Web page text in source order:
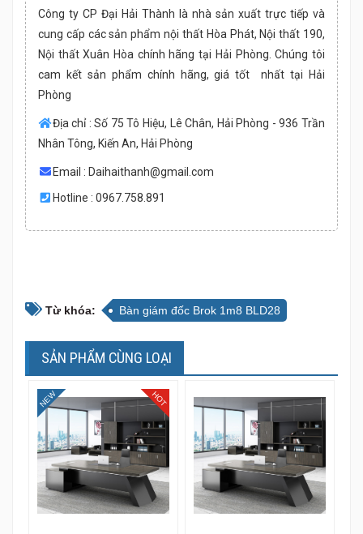
Công ty CP Đại Hải Thành là nhà sản xuất trực tiếp và
cung cấp các sản phẩm nội thất Hòa Phát, Nội thất 190,
Nội thất Xuân Hòa chính hãng tại Hải Phòng. Chúng tôi
cam kết sản phẩm chính hãng, giá tốt nhất tại Hải
Phòng
Địa chỉ : Số 75 Tô Hiệu, Lê Chân, Hải Phòng - 936 Trần
Nhân Tông, Kiến An, Hải Phòng
Email : Daihaithanh@gmail.com
Hotline : 0967.758.891
Từ khóa: Bàn giám đốc Brok 1m8 BLD28
SẢN PHẨM CÙNG LOẠI
NEW HOT